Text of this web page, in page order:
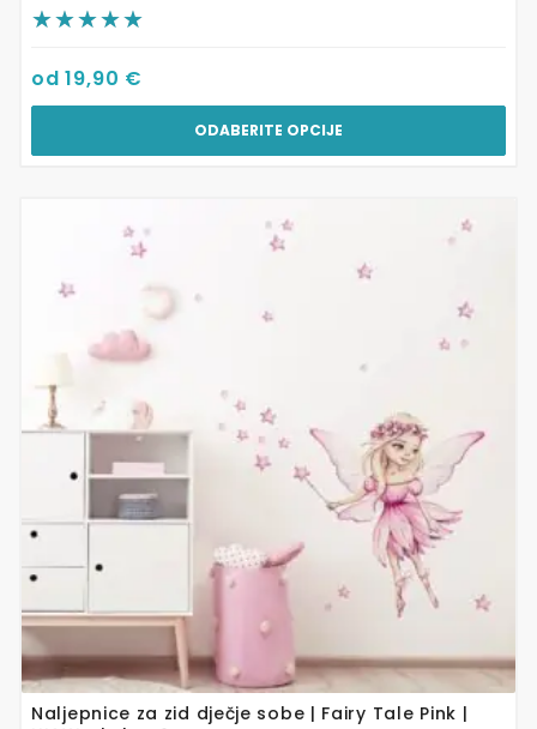
od19,90 €
ODABERITE OPCIJE
Naljepnice za zid dječje sobe | Fairy Tale Pink |
više
mogu
odabrati
stranici